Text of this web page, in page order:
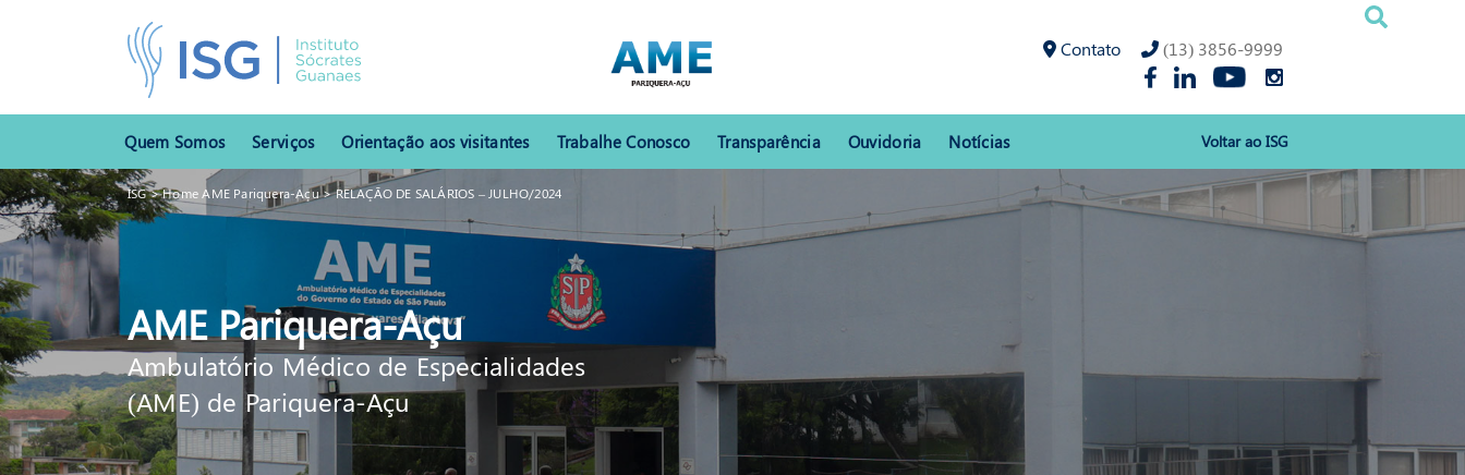
Contato (13) 3856-9999
Quem Somos Serviços Orientação aos visitantes Trabalhe Conosco Transparência Ouvidoria Notícias Voltar ao ISG
ISG>Home AME Pariquera-Açu>RELAÇÃO DE SALÁRIOS – JULHO/2024
AME Pariquera-Açu
Ambulatório Médico de Especialidades
(AME) de Pariquera-Açu